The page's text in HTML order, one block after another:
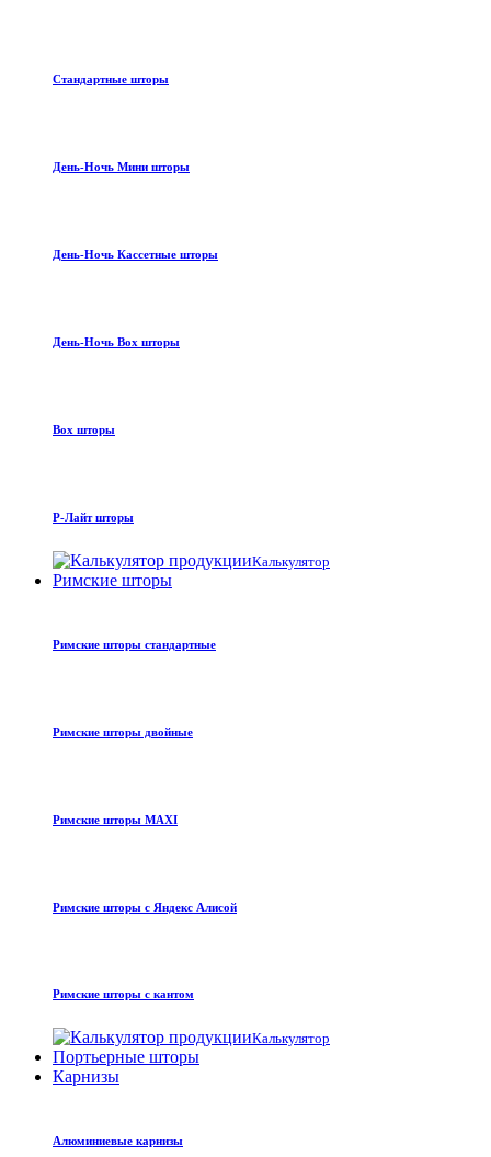
Стандартные шторы
День-Ночь Мини шторы
День-Ночь Кассетные шторы
День-Ночь Box шторы
Box шторы
Р-Лайт шторы
Калькулятор
Римские шторы
Римские шторы стандартные
Римские шторы двойные
Римские шторы MAXI
Римские шторы с Яндекс Алисой
Римские шторы с кантом
Калькулятор
Портьерные шторы
Карнизы
Алюминиевые карнизы